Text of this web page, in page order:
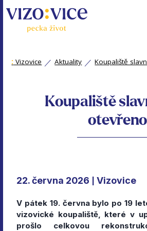
: Vizovice Aktuality Koupaliště
Koupaliště
otevřeno
22. června 2026 Vizovice
V pátek 19. června bylo po 19
vizovické koupaliště, které v
prošlo celkovou